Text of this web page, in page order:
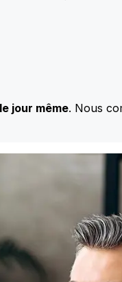
jour même. Nous